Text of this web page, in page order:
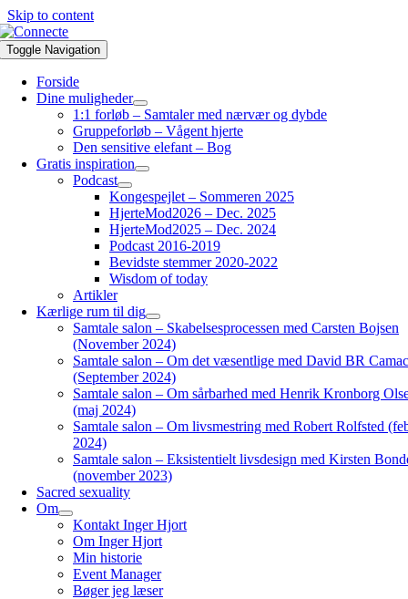
Skip to content
Toggle Navigation
Forside
Dine muligheder
1:1 forløb – Samtaler med nærvær og dybde
Gruppeforløb – Vågent hjerte
Den sensitive elefant – Bog
Gratis inspiration
Podcast
Kongespejlet – Sommeren 2025
HjerteMod2026 – Dec. 2025
HjerteMod2025 – Dec. 2024
Podcast 2016-2019
Bevidste stemmer 2020-2022
Wisdom of today
Artikler
Kærlige rum til dig
Samtale salon – Skabelsesprocessen med Carsten Bojsen
(November 2024)
Samtale salon – Om det væsentlige med David BR
(September 2024)
Samtale salon – Om sårbarhed med Henrik Kronborg
(maj 2024)
Samtale salon – Om livsmestring med Robert Rolfsted
2024)
Samtale salon – Eksistentielt livsdesign med Kirsten
(november 2023)
Sacred sexuality
Om
Kontakt Inger Hjort
Om Inger Hjort
Min historie
Event Manager
Bøger jeg læser